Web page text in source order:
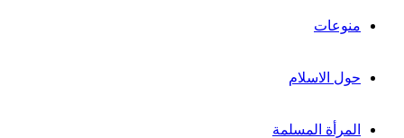
منوعات
حول الاسلام
المرأة المسلمة